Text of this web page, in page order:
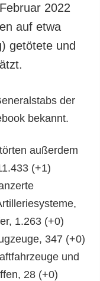
2022
auf etwa
getötete und
der
bekannt.
außerdem
(+1)
1.263 (+0)
347 (+0)
und
28 (+0)